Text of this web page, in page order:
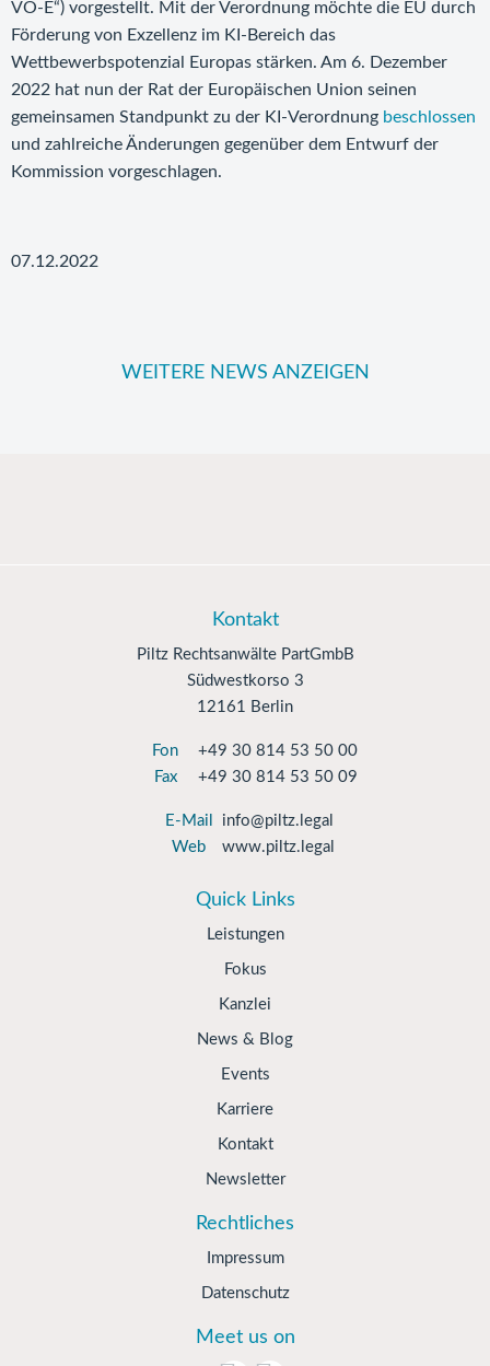
VO-E“) vorgestellt. Mit der Verordnung möchte die EU durch
Förderung von Exzellenz im KI-Bereich das
Wettbewerbspotenzial Europas stärken. Am 6. Dezember
2022 hat nun der Rat der Europäischen Union seinen
gemeinsamen Standpunkt zu der KI-Verordnung beschlossen
und zahlreiche Änderungen gegenüber dem Entwurf der
Kommission vorgeschlagen.
07.12.2022
WEITERE NEWS ANZEIGEN
Kontakt
Piltz Rechtsanwälte PartGmbB
Südwestkorso 3
12161 Berlin
Fon
+49 30 814 53 50 00
Fax
+49 30 814 53 50 09
E-Mail
info@piltz.legal
Web
www.piltz.legal
Quick Links
Leistungen
Fokus
Kanzlei
News & Blog
Events
Karriere
Kontakt
Newsletter
Rechtliches
Impressum
Datenschutz
Meet us on